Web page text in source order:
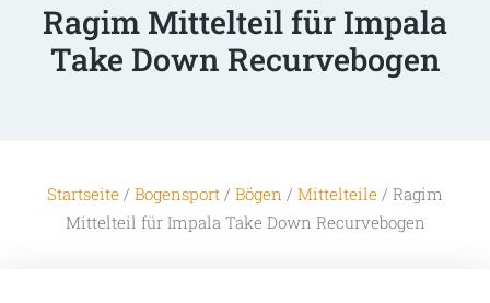
Ragim Mittelteil für Impala
Take Down Recurvebogen
Startseite / Bogensport / Bögen / Mittelteile / Ragim
Mittelteil für Impala Take Down Recurvebogen